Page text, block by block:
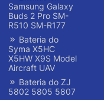
Samsung Galaxy
Buds 2 Pro SM-
R510 SM-R177
Bateria do
Syma X5HC
X5HW X9S Model
Aircraft UAV
Bateria do ZJ
5802 5805 5807